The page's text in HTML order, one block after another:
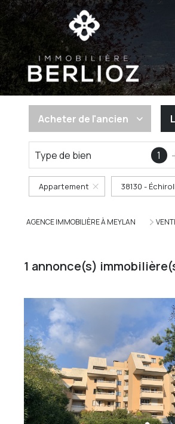
Acheter de l'ancien
De l'ancien
Type de bien 1
Appartement 38130 -
AGENCE IMMOBILIÈRE À MEYLAN
1 annonce(s)